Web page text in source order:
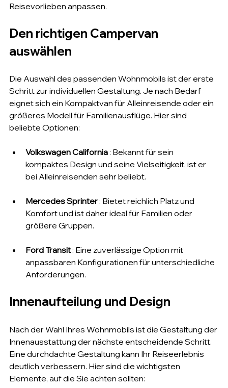
Reisevorlieben anpassen.
Den richtigen Campervan
auswählen
Die Auswahl des passenden Wohnmobils ist der erste
Schritt zur individuellen Gestaltung. Je nach Bedarf
eignet sich ein Kompaktvan für Alleinreisende oder ein
größeres Modell für Familienausflüge. Hier sind
beliebte Optionen:
Volkswagen California : Bekannt für sein
kompaktes Design und seine Vielseitigkeit, ist er
bei Alleinreisenden sehr beliebt.
Mercedes Sprinter : Bietet reichlich Platz und
Komfort und ist daher ideal für Familien oder
größere Gruppen.
Ford Transit : Eine zuverlässige Option mit
anpassbaren Konfigurationen für unterschiedliche
Anforderungen.
Innenaufteilung und Design
Nach der Wahl Ihres Wohnmobils ist die Gestaltung der
Innenausstattung der nächste entscheidende Schritt.
Eine durchdachte Gestaltung kann Ihr Reiseerlebnis
deutlich verbessern. Hier sind die wichtigsten
Elemente, auf die Sie achten sollten: